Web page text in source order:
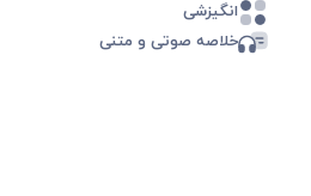
انگیزشی
خلاصه صوتی و متنی